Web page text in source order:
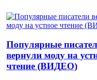
Популярные
вернули моду на
чтение (ВИДЕО)